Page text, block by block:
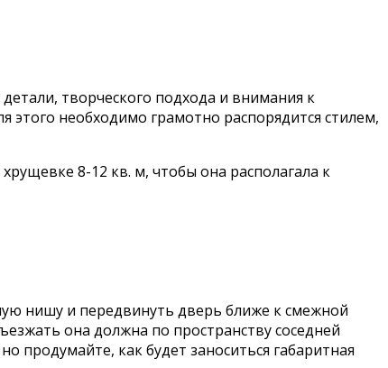
творческого подхода и внимания к
необходимо грамотно распорядится стилем,
8-12 кв. м, чтобы она располагала к
нишу и передвинуть дверь ближе к смежной
она должна по пространству соседней
как будет заноситься габаритная